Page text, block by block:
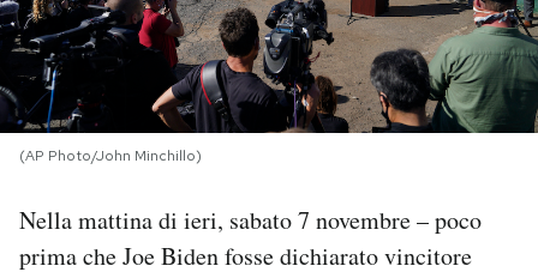
PODCAST
NEWSLETTER
(AP Photo/John Minchillo)
Nella mattina di ieri, sabato 7 novembre – poco
prima che Joe Biden fosse dichiarato vincitore